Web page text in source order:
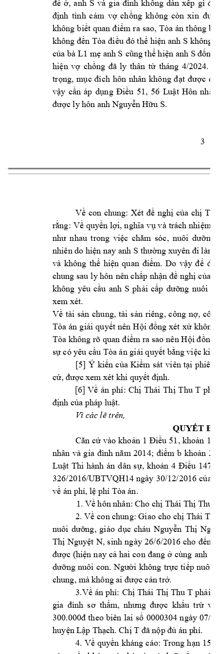
3
đẻ ở, anh S và gia đình không dàn xếp gì để
định tình cảm vợ chồng không còn xin đư
không biết quan điểm ra sao, Tòa án thông
không đến Tòa điều đó thể hiện anh S không
của bà L1 mẹ anh S cũng thể hiện anh S đống
hiện vợ chồng đã ly thân từ tháng 4/2024.
trọng, mục đích hôn nhân không đạt được
vậy cần áp dụng Điều 51, 56 Luật Hôn
được ly hôn anh Nguyễn Hữu S.
Về con chung: Xét đề nghị của chị T
rằng: Về quyền lợi, nghĩa vụ và trách nhiệm
như nhau trong việc chăm sóc, nuôi dưỡ
nhiên do hiện nay anh S thường xuyên đi
và không thể hiện quan điểm. Do vậy để đả
chung sau ly hôn nên chấp nhận đề nghị của
không yêu cầu anh S phải cấp dưỡng nuôi
xem xét.
Về tài sản chung, tài sản riêng, công nợ,
Tòa án giải quyết nên Hội đồng xét xử
Tòa không rõ quan điểm ra sao nên Hội đồng
sự có yêu cầu Tòa án giải quyết bằng việc ki
[5] Ý kiến của Kiểm sát viên tại phiên
cứ, được xem xét khi quyết định.
[6] Về án phí: Chị Thái Thị Thu T ph
định của pháp luật.
Vì các lẽ trên,
QUYẾT ĐỊ
Căn cứ vào khoản 1 Điều 51, khoản 1
nhân và gia đình năm 2014; điểm b khoản 2
Luật Thi hành án dân sự, khoản 4 Điều 147
326/2016/UBTVQH14 ngày 30/12/2016 của
về án phí, lệ phí Tòa án.
1. Về hôn nhân: Cho chị Thái Thị Thu
2. Về con chung: Giao cho chị Thái Th
nuôi dưỡng, giáo dục cháu Nguyễn Thị Ng
Thị Nguyệt N, sinh ngày 26/6/2016 cho đến
được (hiện nay cả hai con đang ở cùng anh
dưỡng nuôi con. Người không trực tiếp nuôi
chung, mà không ai được cản trở.
3.Về án phí: Chị Thái Thị Thu T phải
gia đình sơ thẩm, nhưng được khấu trừ
300.000đ theo biên lai số 0000304 ngày 07/
huyện Lập Thạch. Chị T đã nộp đủ án phí.
4. Về quyền kháng cáo: Trong hạn 15